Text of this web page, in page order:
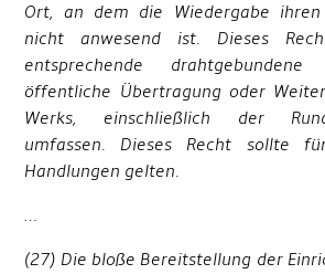
Ort, an dem die Wiedergabe
nicht anwesend ist. Dieses
entsprechende
öffentliche Übertragung oder
Werks, einschließlich der
umfassen. Dieses Recht sollte
Handlungen gelten.
…
(27) Die bloße Bereitstellung der